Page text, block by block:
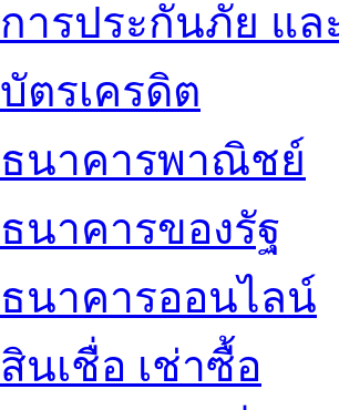
การประกันภัย แ
บัตรเครดิต
ธนาคารพาณิชย์
ธนาคารของรัฐ
ธนาคารออนไลน์
สินเชื่อ เช่าซื้อ